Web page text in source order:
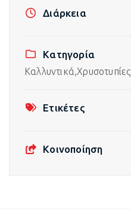
Διάρκεια
Κατηγορία
Καλλυντικά,Χρυσοτυπίες
Ετικέτες
Κοινοποίηση